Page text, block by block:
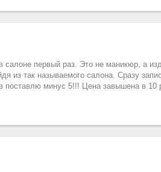
салоне первый раз. Это не маникюр, а
из так называемого салона. Сразу
поставлю минус 5!!! Цена завышена в 10